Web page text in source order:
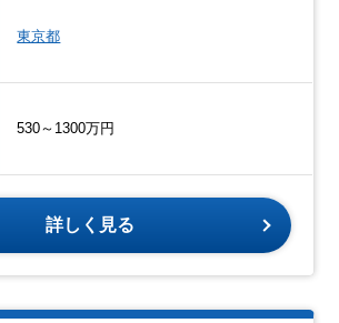
東京都
530～1300万円
詳しく見る